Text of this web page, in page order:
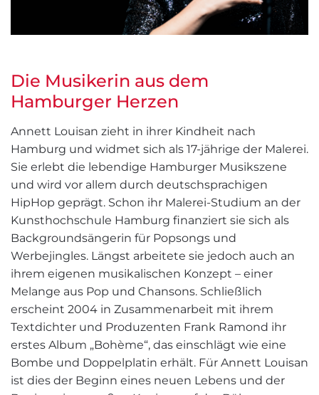
Die Musikerin aus dem
Hamburger Herzen
Annett Louisan zieht in ihrer Kindheit nach
Hamburg und widmet sich als 17-jährige der Malerei.
Sie erlebt die lebendige Hamburger Musikszene
und wird vor allem durch deutschsprachigen
HipHop geprägt. Schon ihr Malerei-Studium an der
Kunsthochschule Hamburg finanziert sie sich als
Backgroundsängerin für Popsongs und
Werbejingles. Längst arbeitete sie jedoch auch an
ihrem eigenen musikalischen Konzept – einer
Melange aus Pop und Chansons. Schließlich
erscheint 2004 in Zusammenarbeit mit ihrem
Textdichter und Produzenten Frank Ramond ihr
erstes Album „Bohème“, das einschlägt wie eine
Bombe und Doppelplatin erhält. Für Annett Louisan
ist dies der Beginn eines neuen Lebens und der